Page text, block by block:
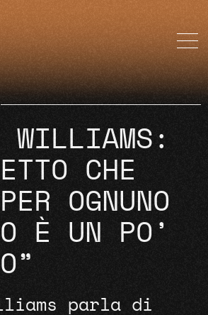
WILLIAMS:
CHE
OGNUNO
È UN PO’
parla di